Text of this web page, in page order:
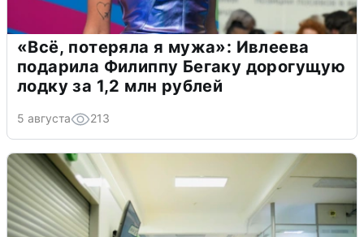
«Всё, потеряла я мужа»: Ивлеева
подарила Филиппу Бегаку дорогущую
лодку за 1,2 млн рублей
5 августа 213